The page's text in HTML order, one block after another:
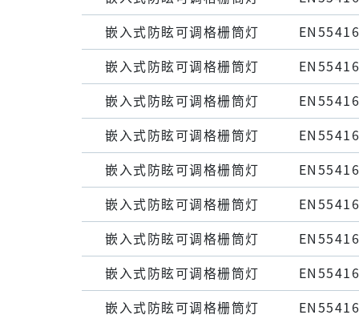
嵌⼊式防眩可调格栅筒灯
嵌⼊式防眩可调格栅筒灯
嵌⼊式防眩可调格栅筒灯
嵌⼊式防眩可调格栅筒灯
嵌⼊式防眩可调格栅筒灯
嵌⼊式防眩可调格栅筒灯
嵌⼊式防眩可调格栅筒灯
嵌⼊式防眩可调格栅筒灯
嵌⼊式防眩可调格栅筒灯